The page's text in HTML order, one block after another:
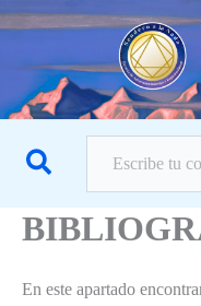
Ir
contenido
Buscar
Escribe tu correo electrónico…
En este apartado